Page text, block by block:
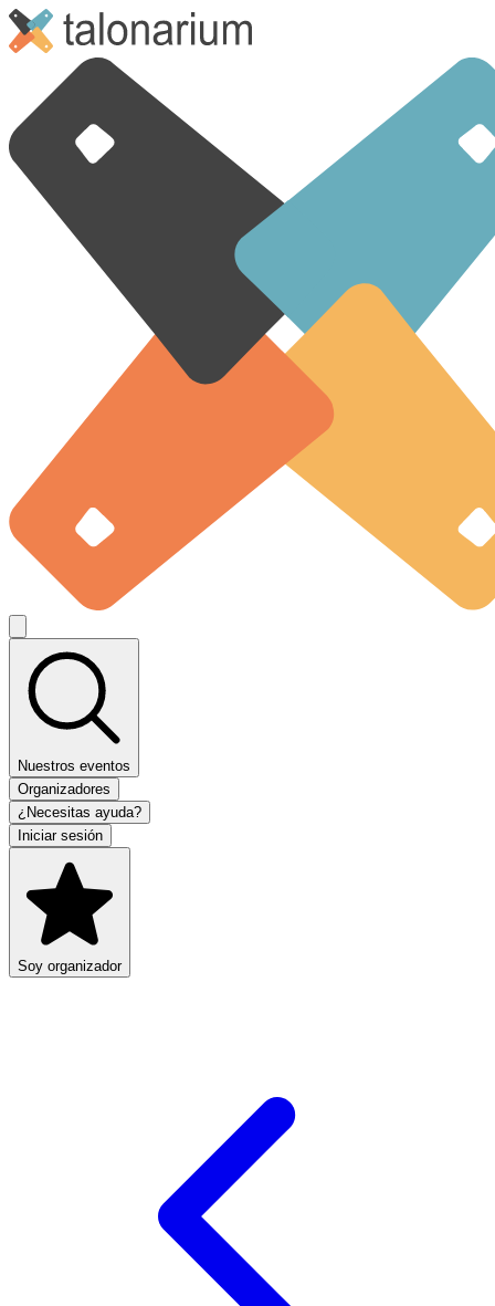
Nuestros eventos
Organizadores
¿Necesitas ayuda?
Iniciar sesión
Soy organizador